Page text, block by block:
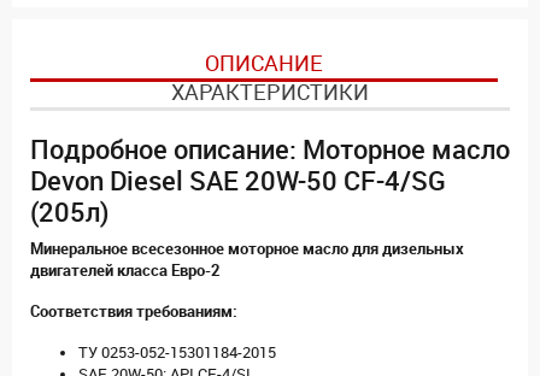
ОПИСАНИЕ
ХАРАКТЕРИСТИКИ
Подробное описание: Моторное масло
Devon Diesel SAE 20W-50 CF-4/SG
(205л)
Минеральное всесезонное моторное масло для дизельных
двигателей класса Евро-2
Соответствия требованиям:
ТУ 0253-052-15301184-2015